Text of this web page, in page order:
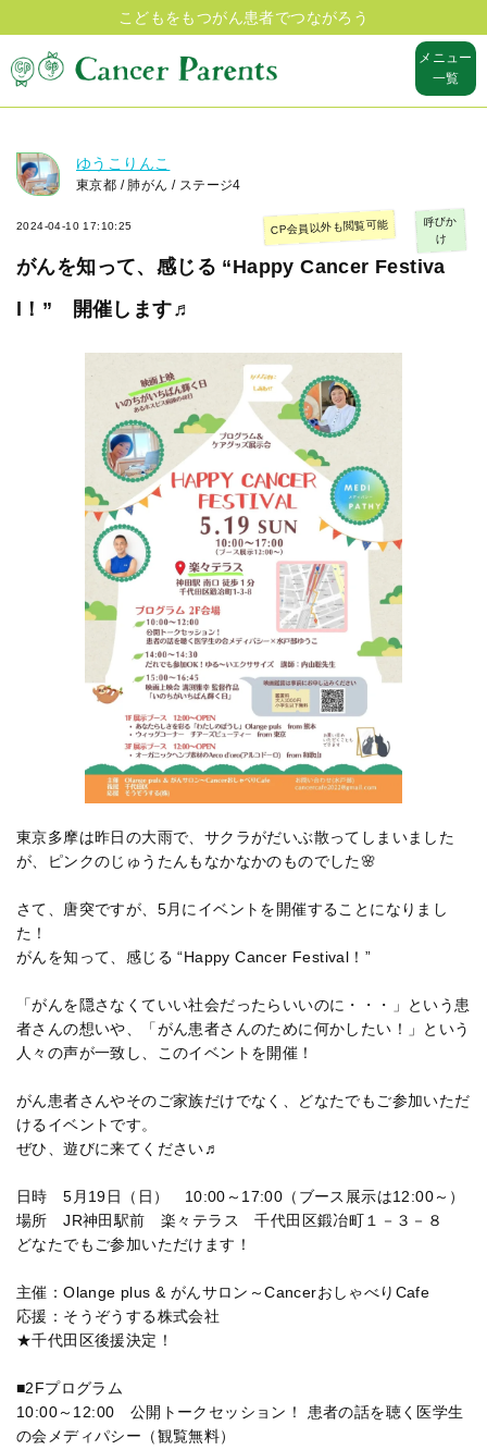
こどもをもつがん患者でつながろう
メニュー
一覧
ゆうこりんこ
東京都 / 肺がん / ステージ4
2024-04-10 17:10:25
がんを知って、感じる “Happy Cancer Festiva
l！” 開催します♬
CP会員以外も閲覧可能 呼びか
け
東京多摩は昨日の大雨で、サクラがだいぶ散ってしまいました
が、ピンクのじゅうたんもなかなかのものでした🌸
さて、唐突ですが、5月にイベントを開催することになりまし
た！
がんを知って、感じる “Happy Cancer Festival！”
「がんを隠さなくていい社会だったらいいのに・・・」という患
者さんの想いや、「がん患者さんのために何かしたい！」という
人々の声が一致し、このイベントを開催！
がん患者さんやそのご家族だけでなく、どなたでもご参加いただ
けるイベントです。
ぜひ、遊びに来てください♬
日時 5月19日（日） 10:00～17:00（ブース展示は12:00～）
場所 JR神田駅前 楽々テラス 千代田区鍛冶町１－３－８
どなたでもご参加いただけます！
主催：Olange plus & がんサロン～CancerおしゃべりCafe
応援：そうぞうする株式会社
★千代田区後援決定！
■2Fプログラム
10:00～12:00 公開トークセッション！ 患者の話を聴く医学生
の会メディパシー（観覧無料）